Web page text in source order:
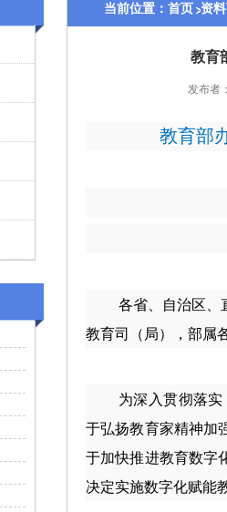
当前位置： 首页 资
教育
发布者
教育部
各省、自治区、
教育司（局），部属
为深入贯彻落
于弘扬教育家精神加
于加快推进教育数字
决定实施数字化赋能